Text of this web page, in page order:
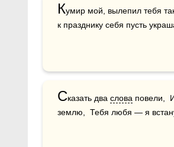
Кумир мой, вылепил тебя
к празднику себя пусть
Сказать два слова повели,
землю,  Тебя любя — я